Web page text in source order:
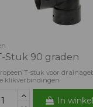
Stuk 90 graden
T-stuk voor
klikverbindingen
In